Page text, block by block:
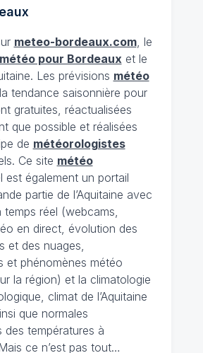
meteo-bordeaux.com, le
météo pour Bordeaux et le
Les prévisions météo
tendance saisonnière pour
gratuites, réactualisées
que possible et réalisées
de météorologistes
Ce site météo
est également un portail
partie de l’Aquitaine avec
réel (webcams,
en direct, évolution des
et des nuages,
et phénomènes météo
la région) et la climatologie
climat de l’Aquitaine
que normales
des températures à
ce n’est pas tout…